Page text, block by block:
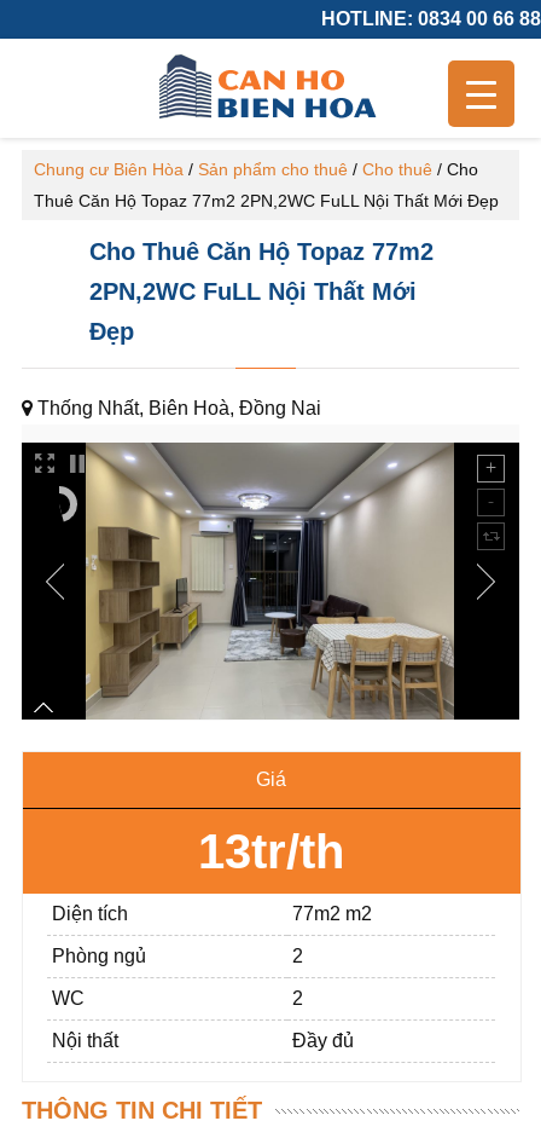
HOTLINE: 0834 00 66 88
Chung cư Biên Hòa / Sản phẩm cho thuê/ Cho thuê/ Cho
Thuê Căn Hộ Topaz 77m2 2PN,2WC FuLL Nội Thất Mới Đẹp
Cho Thuê Căn Hộ Topaz 77m2
2PN,2WC FuLL Nội Thất Mới
Đẹp
Thống Nhất, Biên Hoà, Đồng Nai
Giá
13tr/th
Diện tích 77m2 m2
Phòng ngủ 2
WC 2
Nội thất Đầy đủ
THÔNG TIN CHI TIẾT